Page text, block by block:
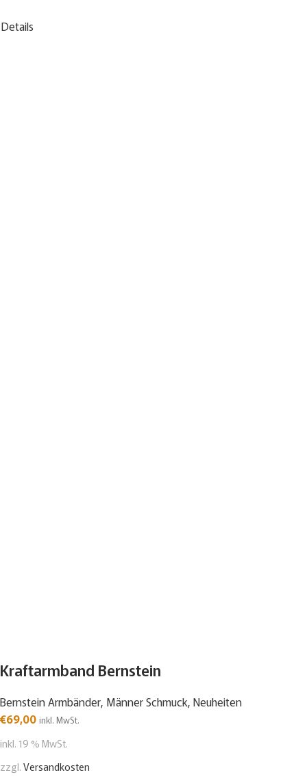
Details
Kraftarmband Bernstein
Bernstein Armbänder, Männer Schmuck, Neuheiten
€69,00 inkl. MwSt.
inkl. 19 % MwSt.
zzgl.Versandkosten